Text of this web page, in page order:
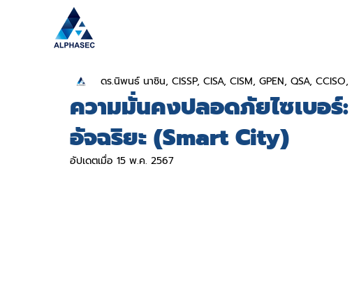
ความมั่นคงปลอดภัยไซเบอ
อัจฉริยะ (Smart City)
ดร.นิพนธ์ นาชิน, CISSP, CISA, CISM, GPEN, QSA, CCISO,
อัปเดตเมื่อ 15 พ.ค. 2567